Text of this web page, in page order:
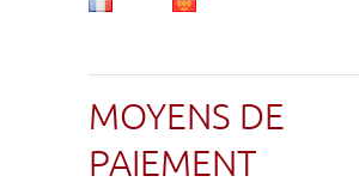
MOYENS DE
PAIEMENT